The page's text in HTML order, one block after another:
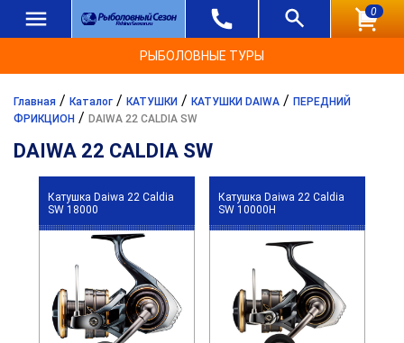
0
РЫБОЛОВНЫЕ ТУРЫ
Главная / Каталог / КАТУШКИ / КАТУШКИ DAIWA / ПЕРЕДНИЙ
ФРИКЦИОН / DAIWA 22 CALDIA SW
DAIWA 22 CALDIA SW
Катушка Daiwa 22 Caldia
SW 18000
Катушка Daiwa 22 Caldia
SW 10000H